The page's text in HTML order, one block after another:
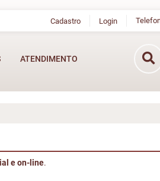
Cadastro Login
ATENDIMENTO
e on-line.